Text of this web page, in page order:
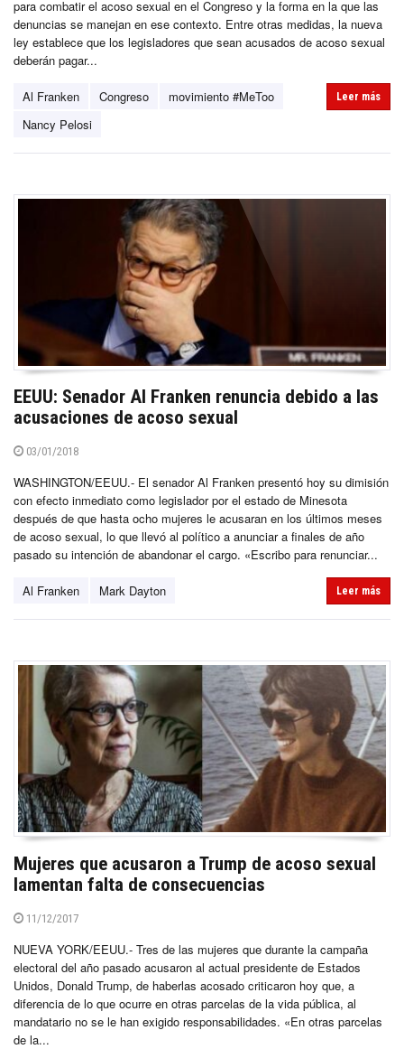
para combatir el acoso sexual en el Congreso y la forma en la que las
denuncias se manejan en ese contexto. Entre otras medidas, la nueva
ley establece que los legisladores que sean acusados de acoso sexual
deberán pagar...
Al Franken Congreso
movimiento #MeToo
Nancy Pelosi
Leer más
EEUU: Senador Al Franken renuncia debido a las
acusaciones de acoso sexual
03/01/2018
WASHINGTON/EEUU.- El senador Al Franken presentó hoy su dimisión
con efecto inmediato como legislador por el estado de Minesota
después de que hasta ocho mujeres le acusaran en los últimos meses
de acoso sexual, lo que llevó al político a anunciar a finales de año
pasado su intención de abandonar el cargo. «Escribo para renunciar...
Al Franken Mark Dayton Leer más
Mujeres que acusaron a Trump de acoso sexual
lamentan falta de consecuencias
11/12/2017
NUEVA YORK/EEUU.- Tres de las mujeres que durante la campaña
electoral del año pasado acusaron al actual presidente de Estados
Unidos, Donald Trump, de haberlas acosado criticaron hoy que, a
diferencia de lo que ocurre en otras parcelas de la vida pública, al
mandatario no se le han exigido responsabilidades. «En otras parcelas
de la...